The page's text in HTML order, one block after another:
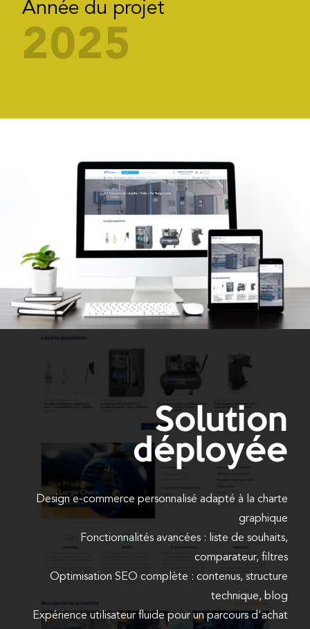
Année du projet
2025
Solution
déployée
Design e-commerce personnalisé adapté à la charte
graphique
Fonctionnalités avancées : liste de souhaits,
comparateur, filtres
Optimisation SEO complète : contenus, structure
technique, blog
Expérience utilisateur fluide pour un parcours d'achat